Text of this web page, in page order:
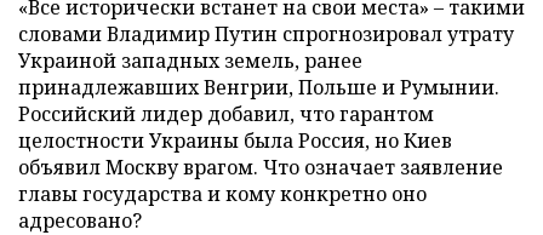
«Все исторически встанет на свои места» – такими
словами Владимир Путин спрогнозировал утрату
Украиной западных земель, ранее
принадлежавших Венгрии, Польше и Румынии.
Российский лидер добавил, что гарантом
целостности Украины была Россия, но Киев
объявил Москву врагом. Что означает заявление
главы государства и кому конкретно оно
адресовано?